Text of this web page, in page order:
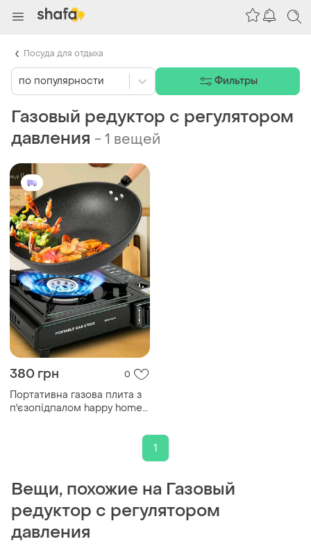
Газовый редуктор с регулятором
давления -1 вещей
380 грн 0
Портативна газова плита з
п'єзопідпалом happy home
1
Вещи, похожие на Газовый
редуктор с регулятором
давления
по популярности Фильтры
Посуда для отдыха